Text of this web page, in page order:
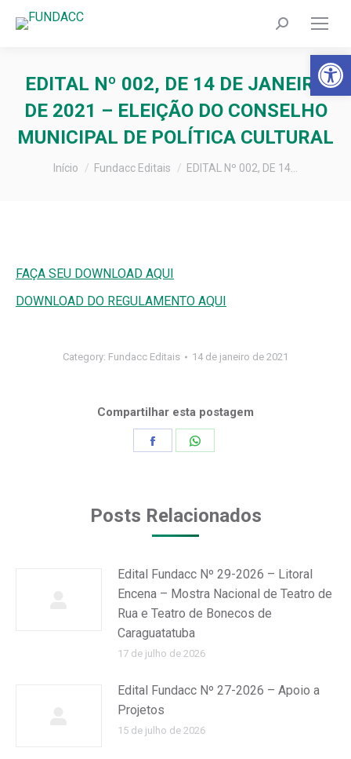
Barra de
Search:
EDITAL Nº 002, DE 14 DE JANEIRO
DE 2021 – ELEIÇÃO DO CONSELHO
MUNICIPAL DE POLÍTICA CULTURAL
Você está aqui:
Início Fundacc Editais EDITAL Nº 002, DE 14…
FAÇA SEU DOWNLOAD AQUI
DOWNLOAD DO REGULAMENTO AQUI
Category: Fundacc Editais 14 de janeiro de 2021
Compartilhar esta postagem
Posts Relacionados
Edital Fundacc Nº 29-2026 – Litoral
Encena – Mostra Nacional de Teatro de
Rua e Teatro de Bonecos de
Caraguatatuba
17 de julho de 2026
Edital Fundacc Nº 27-2026 – Apoio a
Projetos
15 de julho de 2026